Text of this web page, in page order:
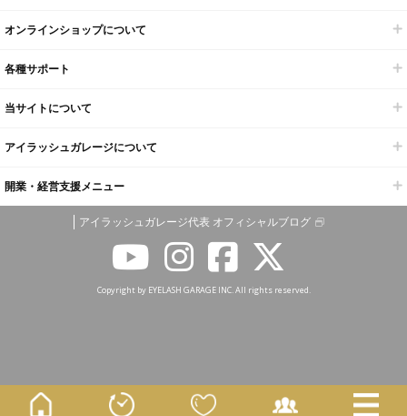
オンラインショップについて
各種サポート
当サイトについて
アイラッシュガレージについて
開業・経営支援メニュー
アイラッシュガレージ代表 オフィシャルブログ
Copyright by EYELASH GARAGE INC. All rights reserved.